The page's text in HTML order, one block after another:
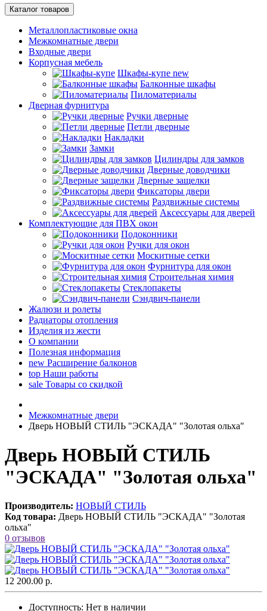
Каталог товаров
Металлопластиковые окна
Межкомнатные двери
Входные двери
Корпусная мебель
Шкафы-купе new
Балконные шкафы
Пиломатериалы
Дверная фурнитура
Ручки дверные
Петли дверные
Накладки
Замки
Цилиндры для замков
Дверные доводчики
Дверные защелки
Фиксаторы двери
Раздвижные системы
Аксессуары для дверей
Комплектующие для ПВХ окон
Подоконники
Ручки для окон
Москитные сетки
Фурнитура для окон
Строительная химия
Стеклопакеты
Сэндвич-панели
Жалюзи и ролеты
Радиаторы отопления
Изделия из жести
О компании
Полезная информация
new Расширение балконов
top Наши работы
sale Товары со скидкой
Межкомнатные двери
Дверь НОВЫЙ СТИЛЬ "ЭСКАДА" "Золотая ольха"
Дверь НОВЫЙ СТИЛЬ
"ЭСКАДА" "Золотая ольха"
Производитель: НОВЫЙ СТИЛЬ
Код товара: Дверь НОВЫЙ СТИЛЬ "ЭСКАДА" "Золотая
ольха"
0 отзывов
12 200.00 р.
Доступность: Нет в наличии